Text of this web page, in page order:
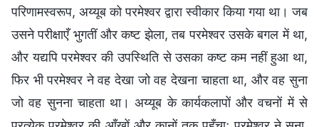
परिणामस्वरूप, अय्यूब को परमेश्वर द्वारा स्वीकार किया गया था। जब
उसने परीक्षाएँ भुगतीं और कष्ट झेला, तब परमेश्वर उसके बगल में था,
और यद्यपि परमेश्वर की उपस्थिति से उसका कष्ट कम नहीं हुआ था,
फिर भी परमेश्वर ने वह देखा जो वह देखना चाहता था, और वह सुना
जो वह सुनना चाहता था। अय्यूब के कार्यकलापों और वचनों में से